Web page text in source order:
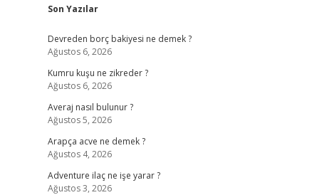
Sidebar
Son Yazılar
Devreden borç bakiyesi ne demek ?
Ağustos 6, 2026
Kumru kuşu ne zikreder ?
Ağustos 6, 2026
Averaj nasıl bulunur ?
Ağustos 5, 2026
Arapça acve ne demek ?
Ağustos 4, 2026
Adventure ilaç ne işe yarar ?
Ağustos 3, 2026